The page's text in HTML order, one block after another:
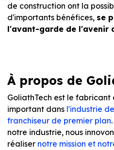
de construction ont la
d'importants bénéfices, se
l'avant-garde de l'avenir
À propos de
GoliathTech est le
important dans l'industrie
franchiseur de premier plan
notre industrie, nous
réaliser notre mission et